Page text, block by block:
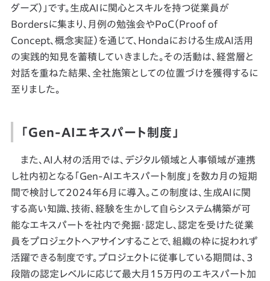
ダーズ）」です。生成AIに関心とスキルを持つ従業員が
Bordersに集まり、月例の勉強会やPoC（Proof of
Concept、概念実証）を通じて、Hondaにおける生成AI活用
の実践的知見を蓄積していきました。その活動は、経営層と
対話を重ねた結果、全社施策としての位置づけを獲得するに
至りました。
「Gen-AIエキスパート制度」
また、AI人材の活用では、デジタル領域と人事領域が連携
し社内初となる「Gen-AIエキスパート制度」を数カ月の短期
間で検討して2024年6月に導入。この制度は、生成AIに関
する高い知識、技術、経験を生かして自らシステム構築が可
能なエキスパートを社内で発掘・認定し、認定を受けた従業
員をプロジェクトへアサインすることで、組織の枠に捉われず
活躍できる制度です。プロジェクトに従事している期間は、3
段階の認定レベルに応じて最大月15万円のエキスパート加